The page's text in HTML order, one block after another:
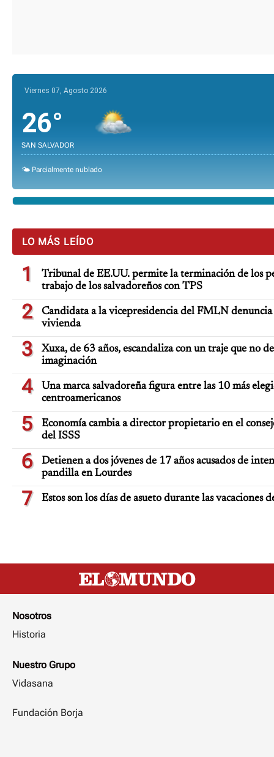
Viernes 07, Agosto 2026
26°
SAN SALVADOR
🌤️ Parcialmente nublado
LO MÁS LEÍDO
1
Tribunal de EE.UU. permite la terminación de los
trabajo de los salvadoreños con TPS
2
Candidata a la vicepresidencia del FMLN denuncia
vivienda
3
Xuxa, de 63 años, escandaliza con un traje que no
imaginación
4
Una marca salvadoreña figura entre las 10 más
centroamericanos
5
Economía cambia a director propietario en el
del ISSS
6
Detienen a dos jóvenes de 17 años acusados de
pandilla en Lourdes
7 Estos son los días de asueto durante las vacaciones
Nosotros
Historia
Nuestro Grupo
Vidasana
Fundación Borja